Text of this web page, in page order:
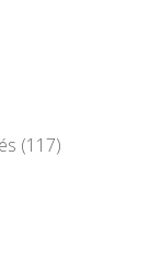
(117)